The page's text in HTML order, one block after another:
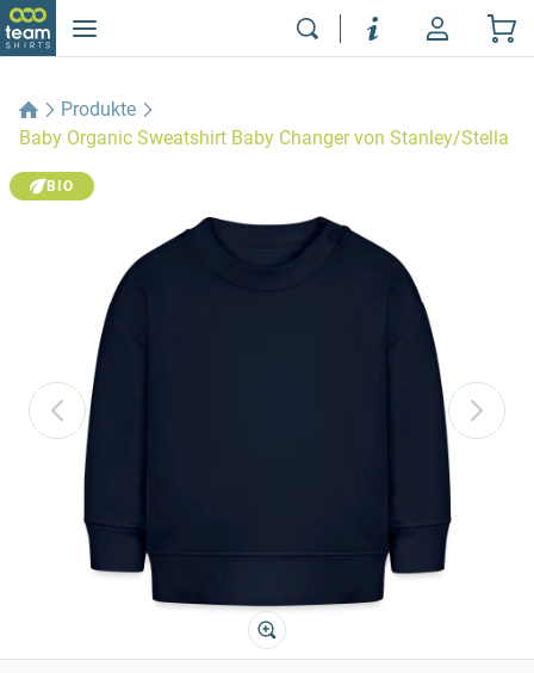
Produkte
Baby Organic Sweatshirt Baby Changer von Stanley/Stella
BIO